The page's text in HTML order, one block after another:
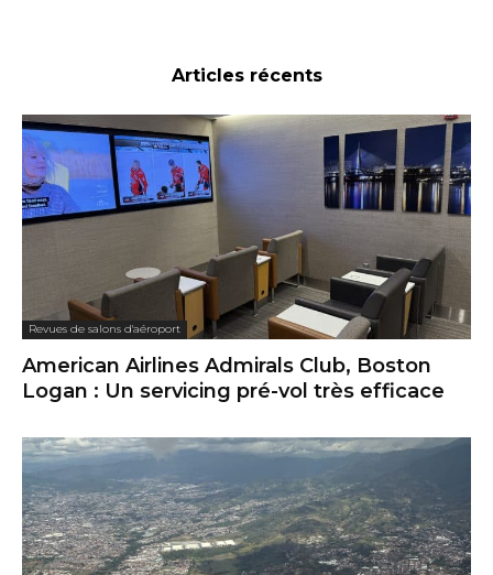
Articles récents
Revues de salons d'aéroport
American Airlines Admirals Club, Boston
Logan : Un servicing pré-vol très efficace